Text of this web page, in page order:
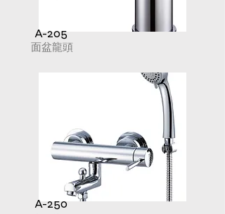
A-205
面盆龍頭
A-250